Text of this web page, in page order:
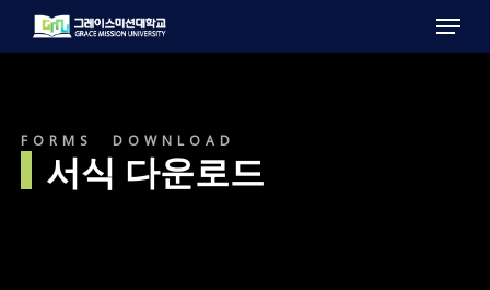
Menu
FORMS DOWNLOAD
서식 다운로드